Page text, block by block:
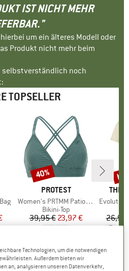
IST NICHT MEHR
um ein älteres Modell oder
Produkt nicht mehr beim
selbstverständlich noch
TOPSELLER
Preis
MARKE
PROTEST
Artikel
Women's PRTMM Patio Triangle
Produktgruppe
Bikini-Top
Preis
39,95 €reduzierter Preis
23,97 €
Rabatt
40%
THE
Artikel
Evolution
26,95
Technologien, um die notwendigen
Außerdem bieten wir
an, analysieren unseren Datenverkehr,